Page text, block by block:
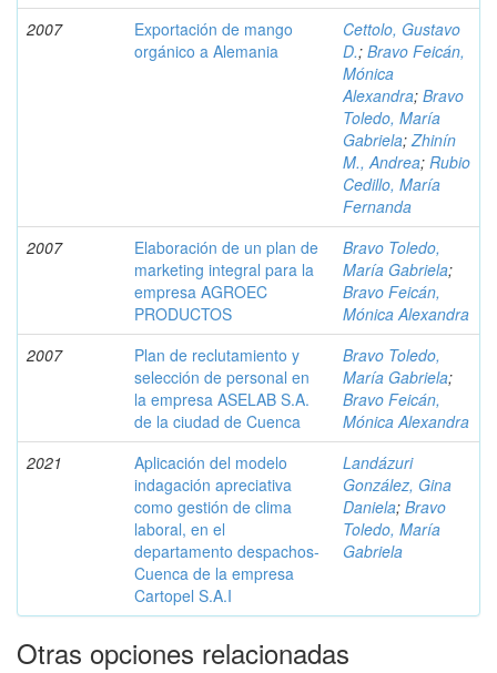
2007
Exportación de mango
orgánico a Alemania
Cettolo, Gustavo
D.; Bravo Feicán,
Mónica
Alexandra; Bravo
Toledo, María
Gabriela;Zhinín
M., Andrea; Rubio
Cedillo, María
Fernanda
2007
Elaboración de un plan de
marketing integral para la
empresa AGROEC
PRODUCTOS
Bravo Toledo,
María Gabriela;
Bravo Feicán,
Mónica Alexandra
2007
Plan de reclutamiento y
selección de personal en
la empresa ASELAB S.A.
de la ciudad de Cuenca
Bravo Toledo,
María Gabriela;
Bravo Feicán,
Mónica Alexandra
2021
Aplicación del modelo
indagación apreciativa
como gestión de clima
laboral, en el
departamento despachos-
Cuenca de la empresa
Cartopel S.A.I
Landázuri
González, Gina
Daniela; Bravo
Toledo, María
Gabriela
Otras opciones relacionadas